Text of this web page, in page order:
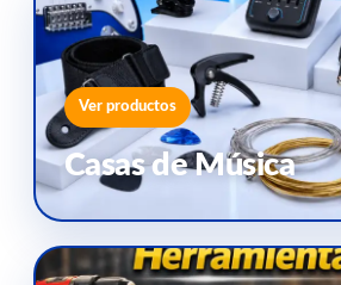
Ver productos
Casas de Música